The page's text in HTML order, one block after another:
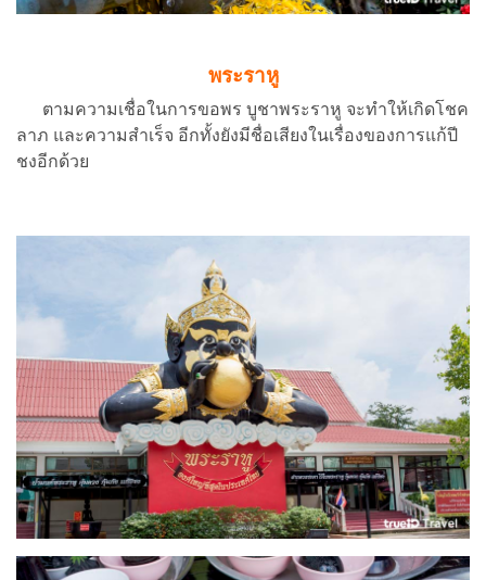
พระราหู
ตามความเชื่อในการขอพร บูชาพระราหู จะทำให้เกิดโชค
ลาภ และความสำเร็จ อีกทั้งยังมีชื่อเสียงในเรื่องของการแก้ปี
ชงอีกด้วย